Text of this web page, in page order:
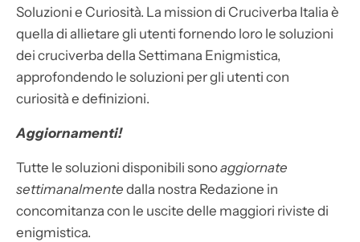
Soluzioni e Curiosità. La mission di Cruciverba Italia è
quella di allietare gli utenti fornendo loro le soluzioni
dei cruciverba della Settimana Enigmistica,
approfondendo le soluzioni per gli utenti con
curiosità e definizioni.
Aggiornamenti!
Tutte le soluzioni disponibili sonoaggiornate
settimanalmente dalla nostra Redazione in
concomitanza con le uscite delle maggiori riviste di
enigmistica.